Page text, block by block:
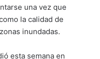
una vez que
la calidad de
inundadas.
esta semana en